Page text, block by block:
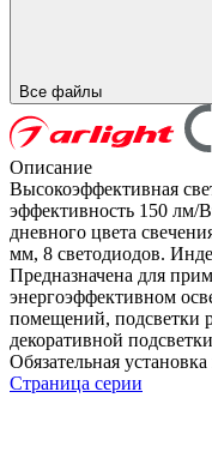
Все файлы
Описание
Высокоэффективная
эффективность 150 лм/
дневного цвета
мм, 8 светодиодов.
Предназначена для
энергоэффективном
помещений, подсветки
декоративной
Обязательная
Страница серии